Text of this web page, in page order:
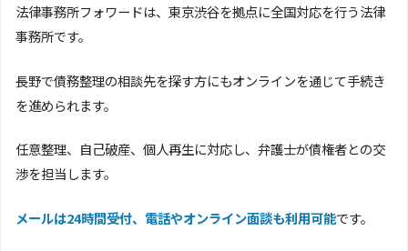
法律事務所フォワードは、東京渋谷を拠点に全国対応を行う法律
事務所です。
長野で債務整理の相談先を探す方にもオンラインを通じて手続き
を進められます。
任意整理、自己破産、個人再生に対応し、弁護士が債権者との交
渉を担当します。
メールは24時間受付、電話やオンライン面談も利用可能です。